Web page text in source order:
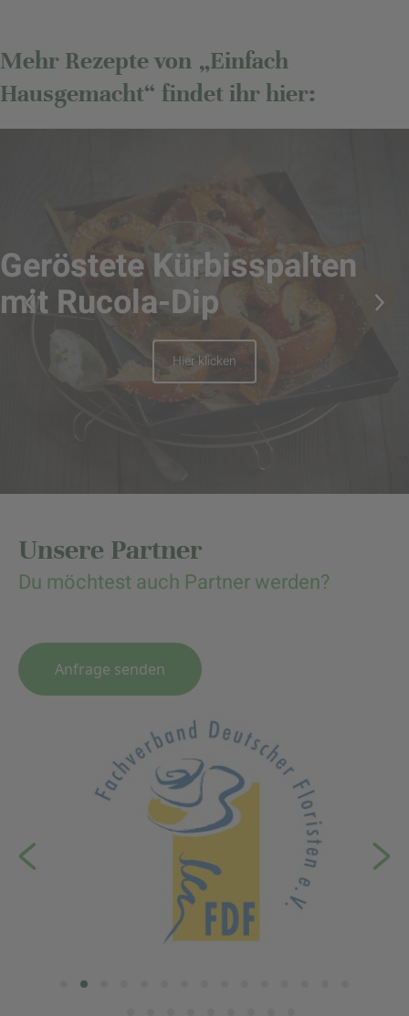
Mehr Rezepte von „Einfach
Hausgemacht“ findet ihr hier:
Geröstete Kürbisspalten
mit Rucola-Dip
Hier klicken
Unsere Partner
Du möchtest auch Partner werden?
Anfrage senden